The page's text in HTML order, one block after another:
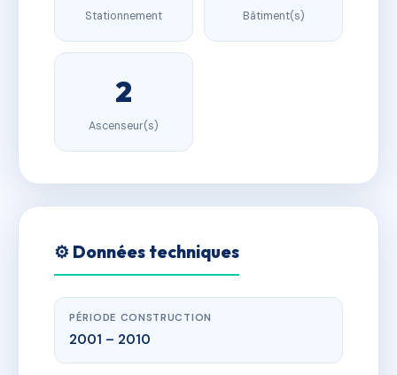
Stationnement Bâtiment(s)
2
Ascenseur(s)
⚙️ Données techniques
PÉRIODE CONSTRUCTION
2001 – 2010